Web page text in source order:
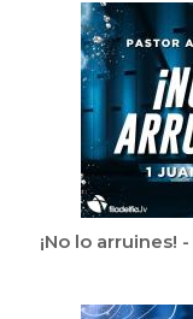
¡No lo arruines!